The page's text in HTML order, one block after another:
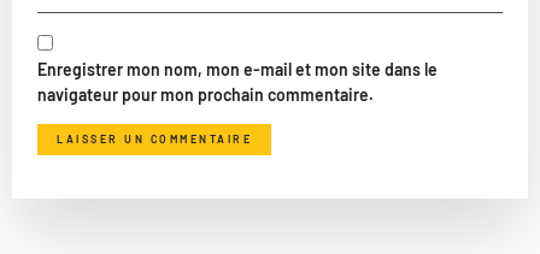
Enregistrer mon nom, mon e-mail et mon site dans le
navigateur pour mon prochain commentaire.